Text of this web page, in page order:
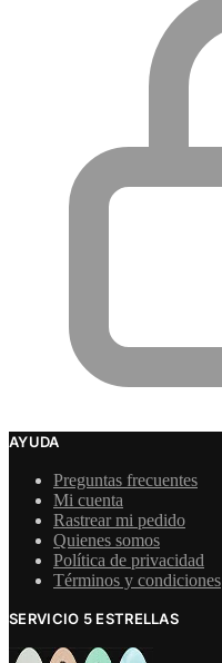
AYUDA
Preguntas frecuentes
Mi cuenta
Rastrear mi pedido
Quienes somos
Política de privacidad
Términos y condiciones
SERVICIO 5 ESTRELLAS